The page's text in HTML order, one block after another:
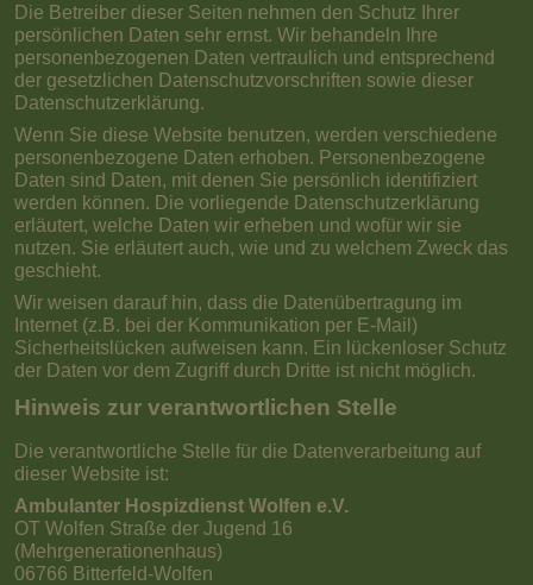
Die Betreiber dieser Seiten nehmen den Schutz Ihrer
persönlichen Daten sehr ernst. Wir behandeln Ihre
personenbezogenen Daten vertraulich und entsprechend
der gesetzlichen Datenschutzvorschriften sowie dieser
Datenschutzerklärung.
Wenn Sie diese Website benutzen, werden verschiedene
personenbezogene Daten erhoben. Personenbezogene
Daten sind Daten, mit denen Sie persönlich identifiziert
werden können. Die vorliegende Datenschutzerklärung
erläutert, welche Daten wir erheben und wofür wir sie
nutzen. Sie erläutert auch, wie und zu welchem Zweck das
geschieht.
Wir weisen darauf hin, dass die Datenübertragung im
Internet (z.B. bei der Kommunikation per E-Mail)
Sicherheitslücken aufweisen kann. Ein lückenloser Schutz
der Daten vor dem Zugriff durch Dritte ist nicht möglich.
Hinweis zur verantwortlichen Stelle
Die verantwortliche Stelle für die Datenverarbeitung auf
dieser Website ist:
Ambulanter Hospizdienst Wolfen e.V.
OT Wolfen Straße der Jugend 16
(Mehrgenerationenhaus)
06766 Bitterfeld-Wolfen